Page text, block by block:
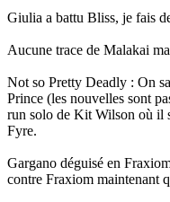
Giulia a battu Bliss, je fais
Aucune trace de Malakai
Not so Pretty Deadly : On
Prince (les nouvelles sont
run solo de Kit Wilson où il
Fyre.
Gargano déguisé en
contre Fraxiom maintenant